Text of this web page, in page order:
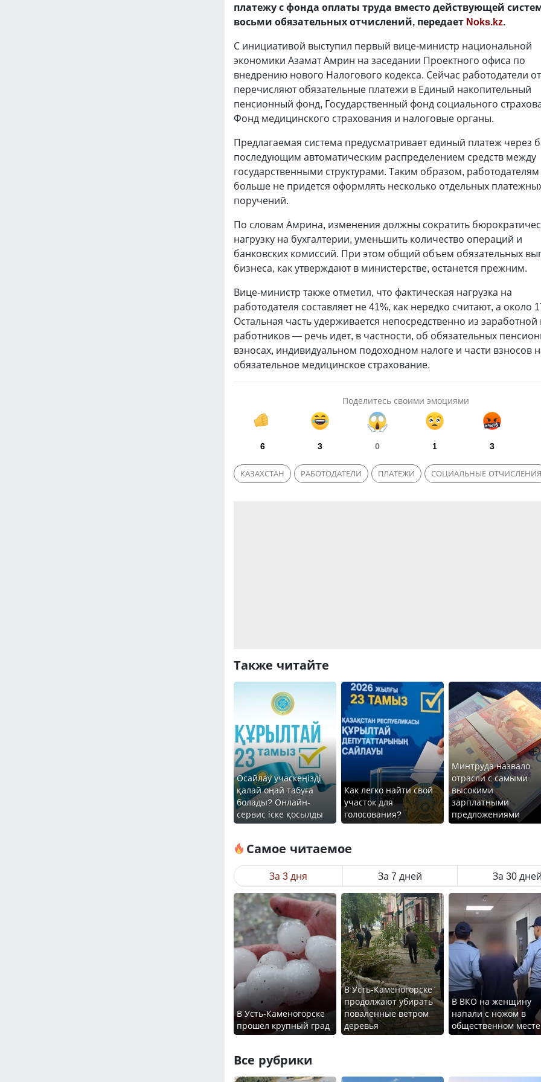
платежу с фонда оплаты труда вместо действующей
восьми обязательных отчислений, передает Noks.kz.
С инициативой выступил первый вице-министр национальной
экономики Азамат Амрин на заседании Проектного офиса по
внедрению нового Налогового кодекса. Сейчас работодатели
перечисляют обязательные платежи в Единый накопительный
пенсионный фонд, Государственный фонд социального
Фонд медицинского страхования и налоговые органы.
Предлагаемая система предусматривает единый платеж через
последующим автоматическим распределением средств между
государственными структурами. Таким образом, работодателям
больше не придется оформлять несколько отдельных
поручений.
По словам Амрина, изменения должны сократить
нагрузку на бухгалтерии, уменьшить количество операций и
банковских комиссий. При этом общий объем обязательных
бизнеса, как утверждают в министерстве, останется прежним.
Вице-министр также отметил, что фактическая нагрузка на
работодателя составляет не 41%, как нередко считают, а около
Остальная часть удерживается непосредственно из заработной
работников — речь идет, в частности, об обязательных
взносах, индивидуальном подоходном налоге и части взносов
обязательное медицинское страхование.
Поделитесь своими эмоциями
6 3 0 1 3
КАЗАХСТАН РАБОТОДАТЕЛИ ПЛАТЕЖИ СОЦИАЛЬНЫЕ ОТЧИСЛЕНИЯ
Также читайте
Өсайлау учаскеңізді
қалай оңай табуға
болады? Онлайн-
сервис іске қосылды
Как легко найти свой
участок для
голосования?
Минтруда назвало
отрасли с самыми
высокими
зарплатными
предложениями
Самое читаемое
За 3 дня
В Усть-Каменогорске
прошёл крупный град
В Усть-Каменогорске
продолжают убирать
поваленные ветром
деревья
В ВКО на женщину
напали с ножом в
общественном месте
За 7 дней За 30 дней
Все рубрики